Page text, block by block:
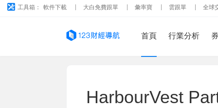
工具箱： 軟件下載 大白免費跟單 彙率寶 雲跟單 全球
首頁 行業分析
HarbourVest